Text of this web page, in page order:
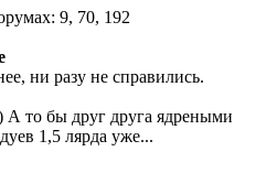
ни разу не справились.
А то бы друг друга ядреными
1,5 лярда уже...